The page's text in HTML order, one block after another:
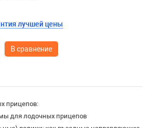
лучшей цены
В сравнение
прицепов:
для лодочных прицепов